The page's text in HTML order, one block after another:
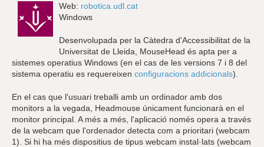
Web: robotica.udl.cat
Windows
Desenvolupada per la Càtedra d'Accessibilitat de la
Universitat de Lleida, MouseHead és apta per a
sistemes operatius Windows (en el cas de les versions 7 i 8 del
sistema operatiu es requereixen configuracions addicionals).
En el cas que l'usuari treballi amb un ordinador amb dos
monitors a la vegada, Headmouse únicament funcionarà en el
monitor principal. A més a més, l'aplicació només opera a través
de la webcam que l'ordenador detecta com a prioritari (webcam
1). Si hi ha més dispositius de tipus webcam instal·lats (webcam